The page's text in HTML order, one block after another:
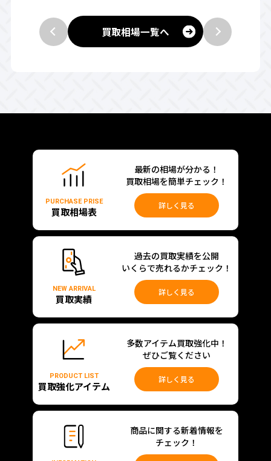
買取相場一覧へ
PURCHASE PRISE
買取相場表
最新の相場が分かる！
買取相場を簡単チェック！
詳しく見る
NEW ARRIVAL
買取実績
過去の買取実績を公開
いくらで売れるかチェック！
詳しく見る
PRODUCT LIST
買取強化アイテム
多数アイテム買取強化中！
ぜひご覧ください
詳しく見る
商品に関する新着情報を
チェック！